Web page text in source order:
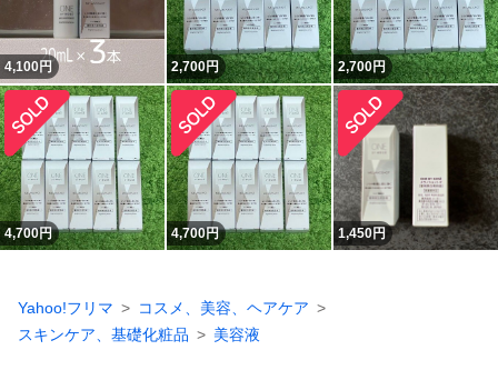
4,100円 2,700円 2,700円
4,700円 4,700円 1,450円
Yahoo!フリマ
コスメ、美容、ヘアケア
スキンケア、基礎化粧品
美容液